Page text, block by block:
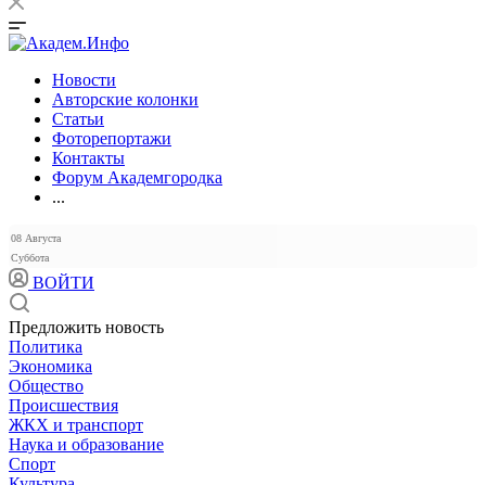
Новости
Авторские колонки
Статьи
Фоторепортажи
Контакты
Форум Академгородка
...
08 Августа
Суббота
ВОЙТИ
Предложить новость
Политика
Экономика
Общество
Происшествия
ЖКХ и транспорт
Наука и образование
Спорт